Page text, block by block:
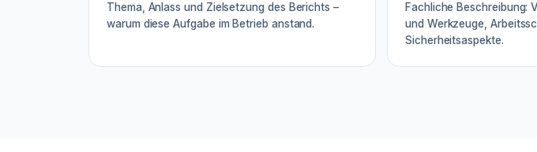
Thema, Anlass und Zielsetzung des Berichts –
warum diese Aufgabe im Betrieb anstand.
Fachliche Beschreibung:
und Werkzeuge,
Sicherheitsaspekte.